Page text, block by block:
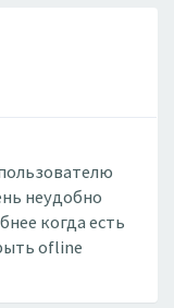
неудобно
когда есть
ofline